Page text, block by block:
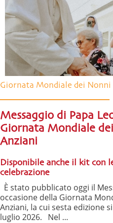
Giornata Mondiale dei Nonni
Messaggio di Papa
Giornata Mondiale
Anziani
Disponibile anche il kit con
celebrazione
È stato pubblicato oggi il
occasione della Giornata
Anziani, la cui sesta edizione
luglio 2026. Nel ...